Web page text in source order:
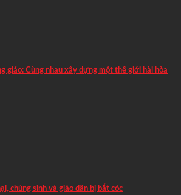
giáo: Cùng nhau xây dựng một thế giới hài hòa
chủng sinh và giáo dân bị bắt cóc